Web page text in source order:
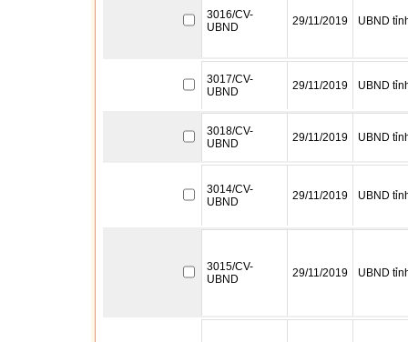
3016/CV-
UBND
29/11/2019 UBND
3017/CV-
UBND
29/11/2019 UBND
3018/CV-
UBND
29/11/2019 UBND
3014/CV-
UBND
29/11/2019 UBND
3015/CV-
UBND
29/11/2019 UBND